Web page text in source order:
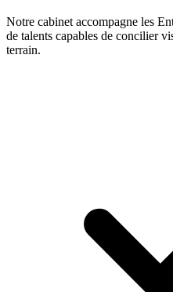
Notre cabinet accompagne les
de talents capables de concilier
terrain.